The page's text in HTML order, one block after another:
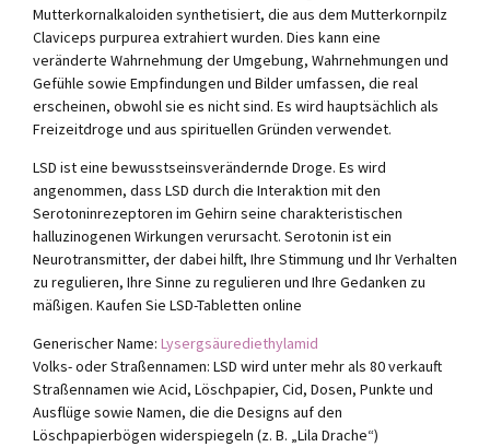
Mutterkornalkaloiden synthetisiert, die aus dem Mutterkornpilz
Claviceps purpurea extrahiert wurden. Dies kann eine
veränderte Wahrnehmung der Umgebung, Wahrnehmungen und
Gefühle sowie Empfindungen und Bilder umfassen, die real
erscheinen, obwohl sie es nicht sind. Es wird hauptsächlich als
Freizeitdroge und aus spirituellen Gründen verwendet.
LSD ist eine bewusstseinsverändernde Droge. Es wird
angenommen, dass LSD durch die Interaktion mit den
Serotoninrezeptoren im Gehirn seine charakteristischen
halluzinogenen Wirkungen verursacht. Serotonin ist ein
Neurotransmitter, der dabei hilft, Ihre Stimmung und Ihr Verhalten
zu regulieren, Ihre Sinne zu regulieren und Ihre Gedanken zu
mäßigen. Kaufen Sie LSD-Tabletten online
Generischer Name: Lysergsäurediethylamid
Volks- oder Straßennamen: LSD wird unter mehr als 80 verkauft
Straßennamen wie Acid, Löschpapier, Cid, Dosen, Punkte und
Ausflüge sowie Namen, die die Designs auf den
Löschpapierbögen widerspiegeln (z. B. „Lila Drache“)